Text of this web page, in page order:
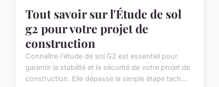
Tout savoir sur l'Étude de sol
g2 pour votre projet de
construction
Connaître l'étude de sol G2 est essentiel pour
garantir la stabilité et la sécurité de votre projet de
construction. Elle dépasse la simple étape tech...